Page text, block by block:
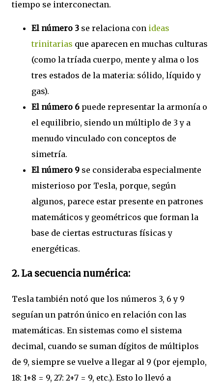
tiempo se interconectan.
El número 3 se relaciona con ideas
trinitarias que aparecen en muchas culturas
(como la tríada cuerpo, mente y alma o los
tres estados de la materia: sólido, líquido y
gas).
El número 6 puede representar la armonía o
el equilibrio, siendo un múltiplo de 3 y a
menudo vinculado con conceptos de
simetría.
El número 9 se consideraba especialmente
misterioso por Tesla, porque, según
algunos, parece estar presente en patrones
matemáticos y geométricos que forman la
base de ciertas estructuras físicas y
energéticas.
2. La secuencia numérica:
Tesla también notó que los números 3, 6 y 9
seguían un patrón único en relación con las
matemáticas. En sistemas como el sistema
decimal, cuando se suman dígitos de múltiplos
de 9, siempre se vuelve a llegar al 9 (por ejemplo,
18: 1+8 = 9, 27: 2+7 = 9, etc.). Esto lo llevó a